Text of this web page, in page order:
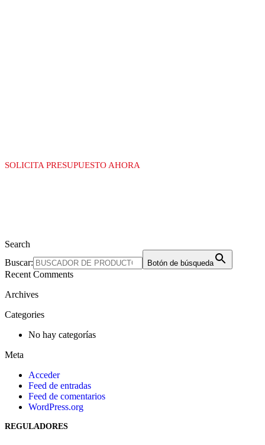
SOLICITA PRESUPUESTO AHORA
Search
Buscar:
Botón de búsqueda
Recent Comments
Archives
Categories
No hay categorías
Meta
Acceder
Feed de entradas
Feed de comentarios
WordPress.org
REGULADORES